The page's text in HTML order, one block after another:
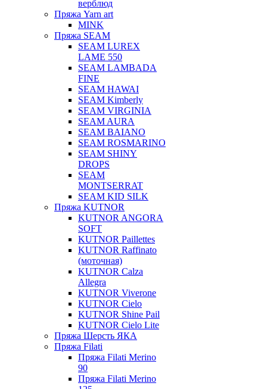
верблюд
Пряжа Yarn art
MINK
Пряжа SEAM
SEAM LUREX
LAME 550
SEAM LAMBADA
FINE
SEAM HAWAI
SEAM Kimberly
SEAM VIRGINIA
SEAM AURA
SEAM BAIANO
SEAM ROSMARINO
SEAM SHINY
DROPS
SEAM
MONTSERRAT
SEAM KID SILK
Пряжа KUTNOR
KUTNOR ANGORA
SOFT
KUTNOR Paillettes
KUTNOR Raffinato
(моточная)
KUTNOR Calza
Allegra
KUTNOR Viverone
KUTNOR Cielo
KUTNOR Shine Pail
KUTNOR Cielo Lite
Пряжа Шерсть ЯКА
Пряжа Filati
Пряжа Filati Merino
90
Пряжа Filati Merino